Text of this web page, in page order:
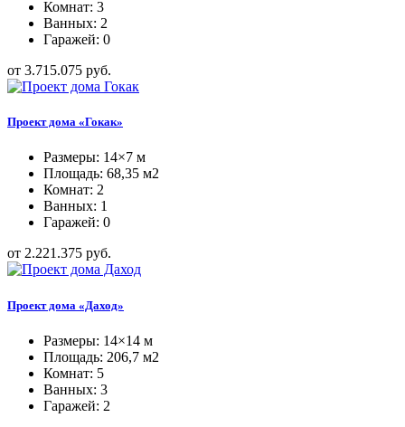
Комнат: 3
Ванных: 2
Гаражей: 0
от 3.715.075 руб.
Проект дома «Гокак»
Размеры: 14×7 м
Площадь: 68,35 м2
Комнат: 2
Ванных: 1
Гаражей: 0
от 2.221.375 руб.
Проект дома «Даход»
Размеры: 14×14 м
Площадь: 206,7 м2
Комнат: 5
Ванных: 3
Гаражей: 2